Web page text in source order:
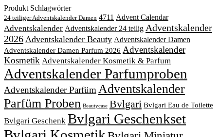
Produkt Schlagwörter
24 teiliger Adventskalender Damen 4711 Advent Calendar
Adventskalender Adventskalender 24 teilig Adventskalender
2026 Adventskalender Beauty Adventskalender Damen
Adventskalender Damen Parfum 2026 Adventskalender
Kosmetik Adventskalender Kosmetik & Parfum
Adventskalender Parfumproben
Adventskalender Parfüm Adventskalender
Parfüm Proben Beautycase Bvlgari Bvlgari Eau de Toilette
Bvlgari Geschenk Bvlgari Geschenkset